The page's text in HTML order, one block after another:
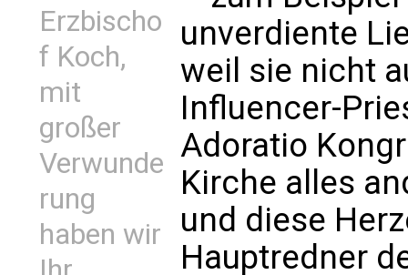
Erzbischo
f Koch,
mit
großer
Verwunde
rung
haben wir
unverdiente
weil sie nicht
Influencer-
Adoratio
Kirche alles
und diese
Hauptredner